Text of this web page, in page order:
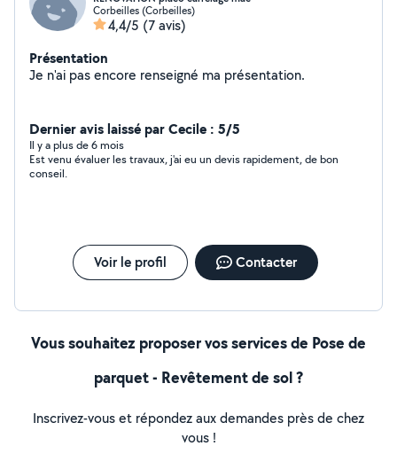
Corbeilles (Corbeilles)
4,4/5 (7 avis)
Présentation
Je n'ai pas encore renseigné ma présentation.
Dernier avis laissé par Cecile : 5/5
Il y a plus de 6 mois
Est venu évaluer les travaux, j'ai eu un devis rapidement, de bon
conseil.
Voir le profil Contacter
Vous souhaitez proposer vos services de Pose de
parquet - Revêtement de sol ?
Inscrivez-vous et répondez aux demandes près de chez
vous !